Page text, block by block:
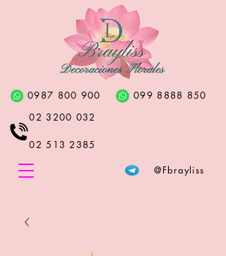
@Fbrayliss
0987 800 900
02 3200 032
02 513 2385
099 8888 850